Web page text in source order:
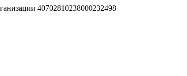
40702810238000232498